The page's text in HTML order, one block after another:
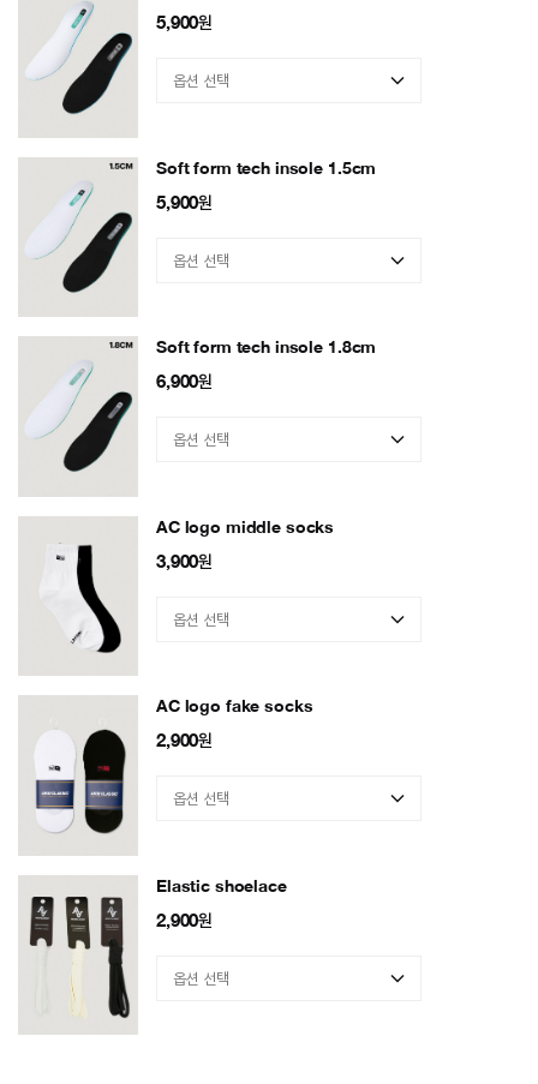
5,900원
Soft form tech insole 1.5cm
5,900원
Soft form tech insole 1.8cm
6,900원
AC logo middle socks
3,900원
AC logo fake socks
2,900원
Elastic shoelace
2,900원